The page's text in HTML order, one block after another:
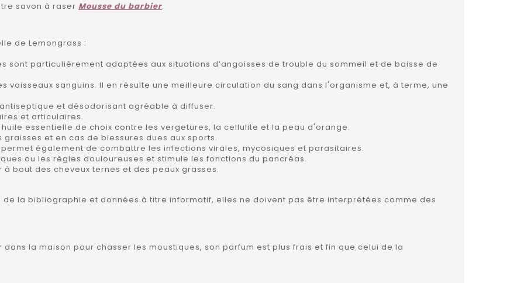
savon à raser Mousse du barbier.
de Lemongrass :
sont particulièrement adaptées aux situations d’angoisses de trouble du sommeil et de baisse de
vaisseaux sanguins. Il en résulte une meilleure circulation du sang dans l'organisme et, à terme, une
et désodorisant agréable à diffuser.
et articulaires.
essentielle de choix contre les vergetures, la cellulite et la peau d'orange.
et en cas de blessures dues aux sports.
également de combattre les infections virales, mycosiques et parasitaires.
ou les règles douloureuses et stimule les fonctions du pancréas.
bout des cheveux ternes et des peaux grasses.
la bibliographie et données à titre informatif, elles ne doivent pas être interprétées comme des
la maison pour chasser les moustiques, son parfum est plus frais et fin que celui de la